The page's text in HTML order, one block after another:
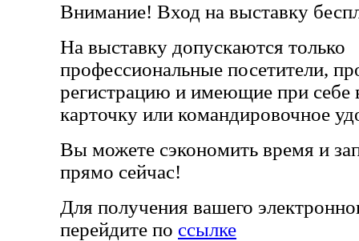
Внимание! Вход на выставку
На выставку допускаются только
профессиональные посетители,
регистрацию и имеющие при себе
карточку или командировочное
Вы можете сэкономить время и
прямо сейчас!
Для получения вашего
перейдите по ссылке